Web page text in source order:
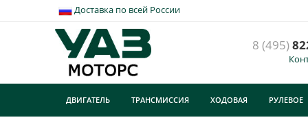
Доставка по всей России
8 (495)
ДВИГАТЕЛЬ ТРАНСМИССИЯ ХОДОВАЯ РУЛЕВОЕ